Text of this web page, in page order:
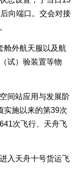
向端口。交会对接
外航天服以及航
试）验装置等物
间站应用与发展阶
实施以来的第39次
次飞行、天舟飞
入天舟十号货运飞